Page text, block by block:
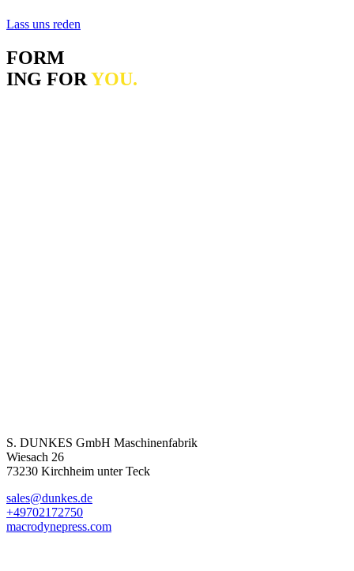
Lass uns reden
FORM
ING FORYOU.
S. DUNKES GmbH Maschinenfabrik
Wiesach 26
73230 Kirchheim unter Teck
sales@dunkes.de
+49702172750
macrodynepress.com